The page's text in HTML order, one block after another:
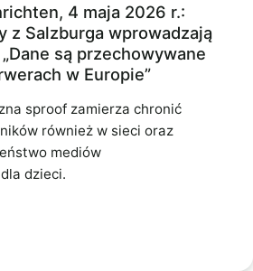
4 maja 2026 r.:
z Salzburga wprowadzają
są przechowywane
w Europie”
sproof zamierza chronić
również w sieci oraz
mediów
dzieci.